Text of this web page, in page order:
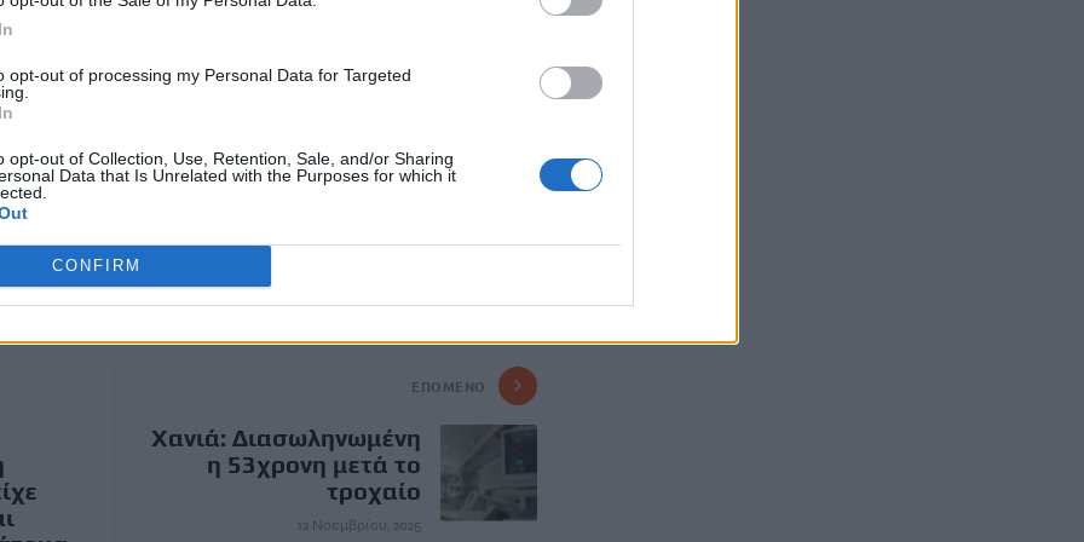
opt-out of processing my Personal Data for Targeted
opt-out of Collection, Use, Retention, Sale, and/or Sharing
Data that Is Unrelated with the Purposes for which it
CONFIRM
Πακιστάν (6,3%), Νιγηρία (4,8%), ΛΔ Κονγκό (3,9%) και
παράγοντες κινδύνου είναι ο υποσιτισμός, η
το κάπνισμα και τα προβλήματα υγείας λόγω
σε θεραπείες έσωσε 83 εκατομμύρια ζωές από το
ΕΠΌΜΕΝΟ
Χανιά: Διασωληνωμένη
η 53χρονη μετά το
τροχαίο
12 Νοεμβρίου, 2025